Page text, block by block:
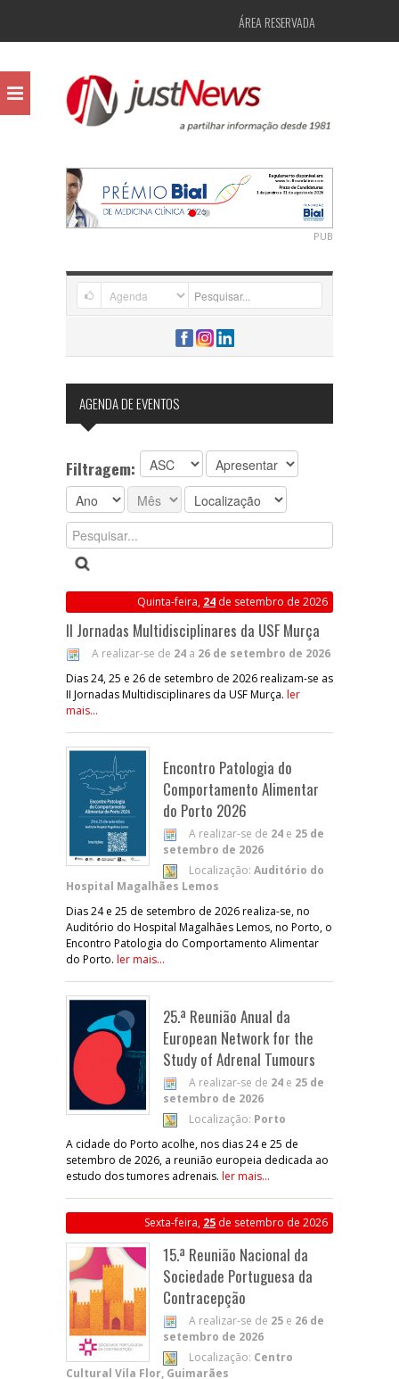
ÁREA RESERVADA
PUB
AGENDA DE EVENTOS
Filtragem:
Quinta-feira, 24 de setembro de 2026
II Jornadas Multidisciplinares da USF Murça
A realizar-se de 24 a 26 de setembro de 2026
Dias 24, 25 e 26 de setembro de 2026 realizam-se as
II Jornadas Multidisciplinares da USF Murça. ler
mais...
Encontro Patologia do
Comportamento Alimentar
do Porto 2026
A realizar-se de 24 e 25 de
setembro de 2026
Localização: Auditório do
Hospital Magalhães Lemos
Dias 24 e 25 de setembro de 2026 realiza-se, no
Auditório do Hospital Magalhães Lemos, no Porto, o
Encontro Patologia do Comportamento Alimentar
do Porto. ler mais...
25.ª Reunião Anual da
European Network for the
Study of Adrenal Tumours
A realizar-se de 24 e 25 de
setembro de 2026
Localização: Porto
A cidade do Porto acolhe, nos dias 24 e 25 de
setembro de 2026, a reunião europeia dedicada ao
estudo dos tumores adrenais. ler mais...
Sexta-feira, 25 de setembro de 2026
15.ª Reunião Nacional da
Sociedade Portuguesa da
Contracepção
A realizar-se de 25 e 26 de
setembro de 2026
Localização: Centro
Cultural Vila Flor, Guimarães